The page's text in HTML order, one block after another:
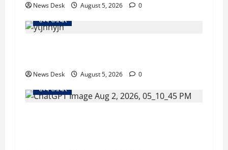
News Desk August 5, 2026
0
राज्य समाचार
News Desk August 5, 2026
0
राज्य समाचार